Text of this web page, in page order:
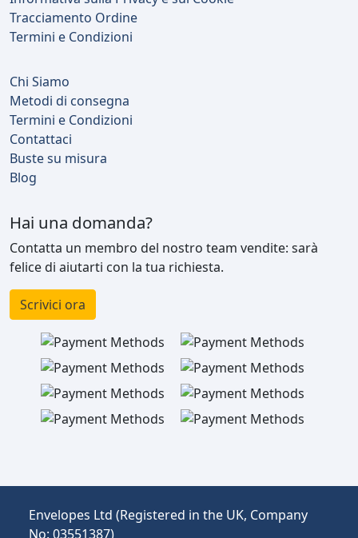
Tracciamento Ordine
Termini e Condizioni
Chi Siamo
Metodi di consegna
Termini e Condizioni
Contattaci
Buste su misura
Blog
Hai una domanda?
Contatta un membro del nostro team vendite: sarà
felice di aiutarti con la tua richiesta.
Scrivici ora
Envelopes Ltd (Registered in the UK, Company
No: 03551387)